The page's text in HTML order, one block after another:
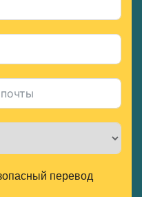
перевод